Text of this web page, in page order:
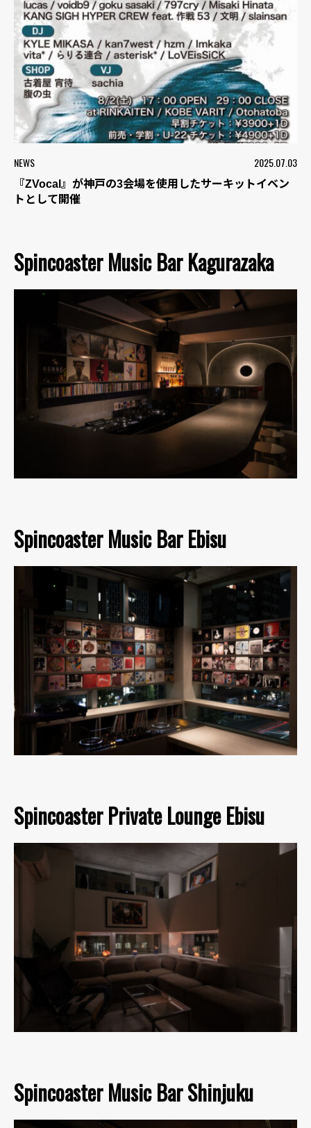
NEWS 2025.07.03
『ZVocal』が神戸の3会場を使用したサーキットイベン
トとして開催
Spincoaster Music Bar Kagurazaka
Spincoaster Music Bar Ebisu
Spincoaster Private Lounge Ebisu
Spincoaster Music Bar Shinjuku